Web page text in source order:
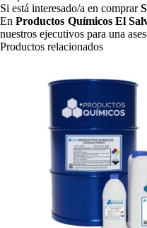
Si está interesado/a en comprar
EnProductos Químicos El
nuestros ejecutivos para una
Productos relacionados